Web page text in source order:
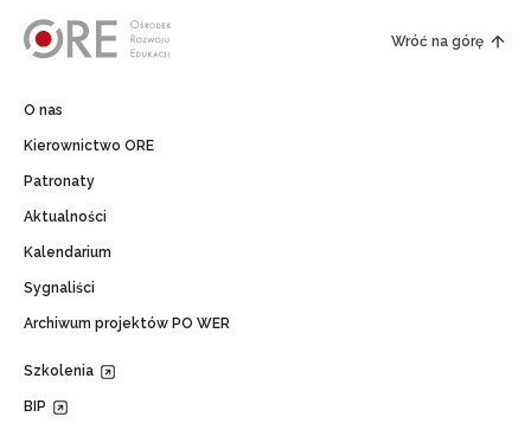
Wróć na górę
O nas
Kierownictwo ORE
Patronaty
Aktualności
Kalendarium
Sygnaliści
Archiwum projektów PO WER
Szkolenia
BIP